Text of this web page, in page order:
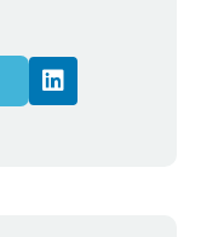
L
i